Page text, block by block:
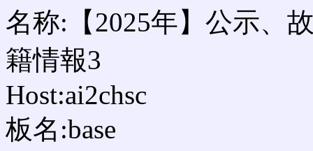
名称:【2025年】公示、
籍情報3
Host:ai2chsc
板名:base